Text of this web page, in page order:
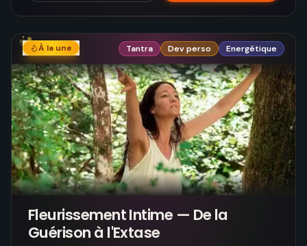
À la une Tantra Dev perso Energétique
Fleurissement Intime — De la
Guérison à l'Extase